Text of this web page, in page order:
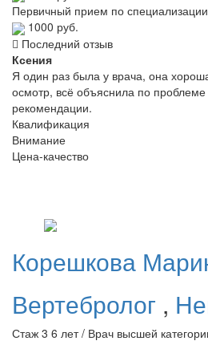
Первичный прием по
1000 руб.
Последний отзыв
Ксения
Я один раз была у врача, она
осмотр, всё объяснила по
рекомендации.
Квалификация
Внимание
Цена-качество
Корешкова
Вертебролог ,
Стаж 3 6 лет / Врач высшей